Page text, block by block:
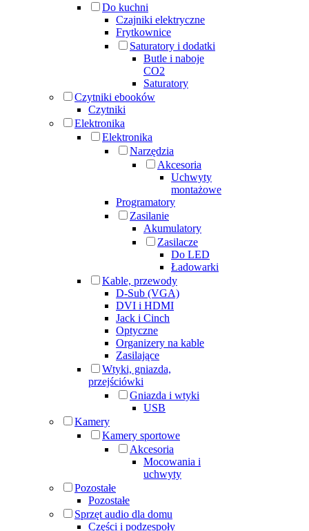
Do kuchni
Czajniki elektryczne
Frytkownice
Saturatory i dodatki
Butle i naboje
CO2
Saturatory
Czytniki ebooków
Czytniki
Elektronika
Elektronika
Narzędzia
Akcesoria
Uchwyty
montażowe
Programatory
Zasilanie
Akumulatory
Zasilacze
Do LED
Ładowarki
Kable, przewody
D-Sub (VGA)
DVI i HDMI
Jack i Cinch
Optyczne
Organizery na kable
Zasilające
Wtyki, gniazda,
przejściówki
Gniazda i wtyki
USB
Kamery
Kamery sportowe
Akcesoria
Mocowania i
uchwyty
Pozostałe
Pozostałe
Sprzęt audio dla domu
Części i podzespoły